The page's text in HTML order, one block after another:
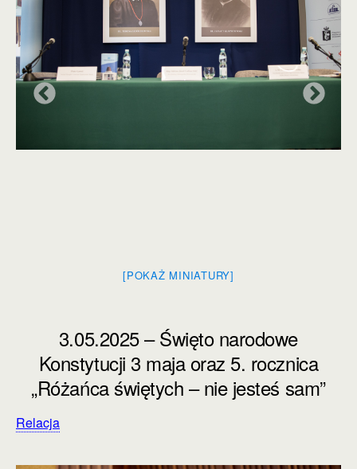
[POKAŻ MINIATURY]
3.05.2025 – Święto narodowe
Konstytucji 3 maja oraz 5. rocznica
„Różańca świętych – nie jesteś sam”
Relacja